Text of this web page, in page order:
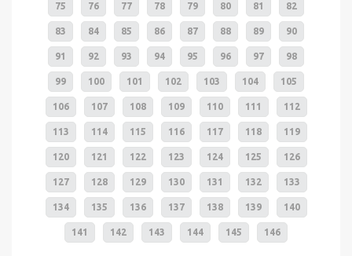
75 76 77 78 79 80 81 82
83 84 85 86 87 88 89 90
91 92 93 94 95 96 97 98
99 100 101 102 103 104 105
106 107 108 109 110 111 112
113 114 115 116 117 118 119
120 121 122 123 124 125 126
127 128 129 130 131 132 133
134 135 136 137 138 139 140
141 142 143 144 145 146